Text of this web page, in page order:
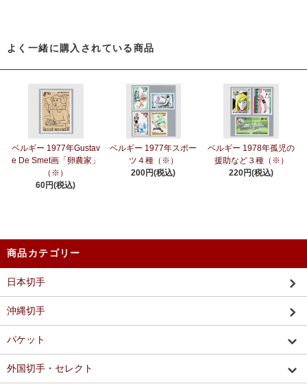
よく一緒に購入されている商品
ベルギー 1977年Gustav
e De Smet画「卵農家」
（※）
60円(税込)
ベルギー 1977年スポー
ツ４種（※）
200円(税込)
ベルギー 1978年孤児の
援助など３種（※）
220円(税込)
商品カテゴリー
日本切手
沖縄切手
パケット
外国切手・セレクト